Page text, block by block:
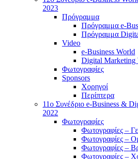
2023
Πρόγραμμα
Πρόγραμμα e-
Πρόγραμμα
Video
e-Business World
Digital Marketing
Φωτογραφίες
Sponsors
Χορηγοί
Περίπτερα
11ο Συνέδριο e-Business &
2022
Φωτογραφίες
Φωτογραφίες –
Φωτογραφίες –
Φωτογραφίες –
Φωτογραφίες –